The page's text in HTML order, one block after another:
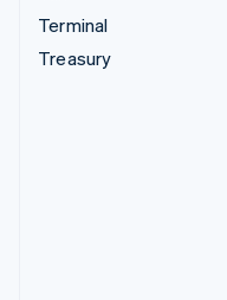
Terminal
Treasury